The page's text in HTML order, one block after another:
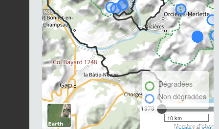
1979
Nombre
Dégradées
Non dégradées
10 km